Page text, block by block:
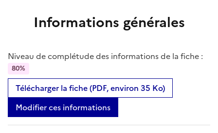
Informations générales
Niveau de complétude des informations de la fiche :
80%
Télécharger la fiche (PDF, environ 35 Ko)
Modifier ces informations